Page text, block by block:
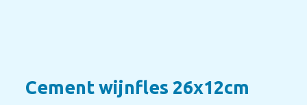
Cement wijnfles 26x12cm